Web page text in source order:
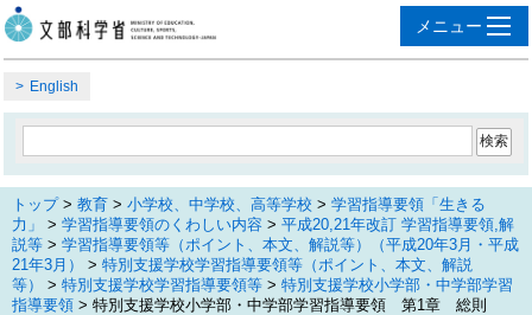
English
トップ> 教育 > 小学校、中学校、高等学校 > 学習指導要領「生きる
力」
> 学習指導要領のくわしい内容 > 平成20,21年改訂 学習指導要領,解
説等 > 学習指導要領等（ポイント、本文、解説等）（平成20年3月・平成
21年3月）
> 特別支援学校学習指導要領等（ポイント、本文、解説
等）
> 特別支援学校学習指導要領等 > 特別支援学校小学部・中学部学習
指導要領 > 特別支援学校小学部・中学部学習指導要領 第1章 総則